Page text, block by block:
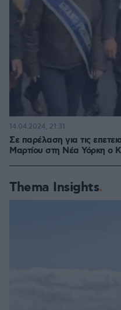
Σε παρέλαση για τις
Μαρτίου στη Νέα Υόρκη ο
14.04.2024, 21:31
Thema Insights